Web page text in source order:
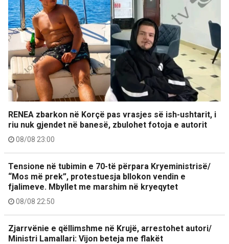
RENEA zbarkon në Korçë pas vrasjes së ish-ushtarit, i
riu nuk gjendet në banesë, zbulohet fotoja e autorit
08/08 23:00
Tensione në tubimin e 70-të përpara Kryeministrisë/
“Mos më prek”, protestuesja bllokon vendin e
fjalimeve. Mbyllet me marshim në kryeqytet
08/08 22:50
Zjarrvënie e qëllimshme në Krujë, arrestohet autori/
Ministri Lamallari: Vijon beteja me flakët